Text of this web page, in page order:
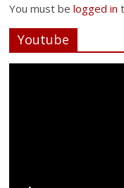
You must belogged in
Youtube